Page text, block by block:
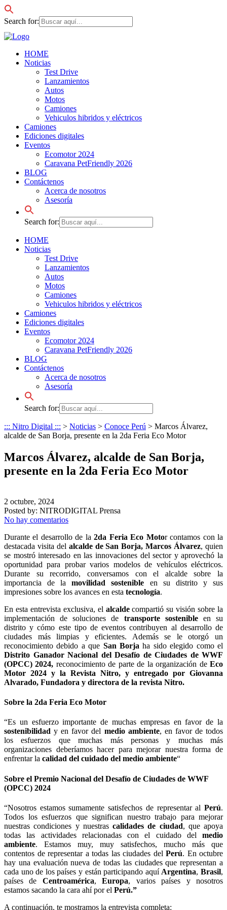
Search for:
HOME
Noticias
Test Drive
Lanzamientos
Autos
Motos
Camiones
Vehiculos hibridos y eléctricos
Camiones
Ediciones digitales
Eventos
Ecomotor 2024
Caravana PetFriendly 2026
BLOG
Contáctenos
Acerca de nosotros
Asesoría
Search for:
HOME
Noticias
Test Drive
Lanzamientos
Autos
Motos
Camiones
Vehiculos hibridos y eléctricos
Camiones
Ediciones digitales
Eventos
Ecomotor 2024
Caravana PetFriendly 2026
BLOG
Contáctenos
Acerca de nosotros
Asesoría
Search for:
::: Nitro Digital ::: > Noticias > Conoce Perú > Marcos Álvarez,
alcalde de San Borja, presente en la 2da Feria Eco Motor
Marcos Álvarez, alcalde de San Borja,
presente en la 2da Feria Eco Motor
2 octubre, 2024
Posted by: NITRODIGITAL Prensa
No hay comentarios
Durante el desarrollo de la2da Feria Eco Motor contamos con la
destacada visita del alcalde de San Borja, Marcos Álvarez, quien
se mostró interesado en las innovaciones del sector y aprovechó la
oportunidad para probar varios modelos de vehículos eléctricos.
Durante su recorrido, conversamos con el alcalde sobre la
importancia de lamovilidad sostenible en su distrito y sus
impresiones sobre los avances en esta tecnología.
En esta entrevista exclusiva, el alcaldecompartió su visión sobre la
implementación de soluciones de transporte sostenibleen su
distrito y cómo este tipo de eventos contribuyen al desarrollo de
ciudades más limpias y eficientes. Además se le otorgó un
reconocimiento debido a que San Borja ha sido elegido como el
Distrito Ganador Nacional del Desafío de Ciudades de WWF
(OPCC) 2024, reconocimiento de parte de la organización deEco
Motor 2024 y la Revista Nitro, y entregado por Giovanna
Alvarado, Fundadora y directora de la revista Nitro.
Sobre la 2da Feria Eco Motor
“Es un esfuerzo importante de muchas empresas en favor de la
sostenibilidad y en favor del medio ambiente, en favor de todos
los esfuerzos que muchas más personas y muchas más
organizaciones deberíamos hacer para mejorar nuestra forma de
enfrentar la calidad del cuidado del medio ambiente“
Sobre el Premio Nacional del Desafío de Ciudades de WWF
(OPCC) 2024
“Nosotros estamos sumamente satisfechos de representar al Perú.
Todos los esfuerzos que significan nuestro trabajo para mejorar
nuestras condiciones y nuestras calidades de ciudad, que apoya
todas las actividades relacionadas con el cuidado del medio
ambiente. Estamos muy, muy satisfechos, mucho más que
contentos de representar a todas las ciudades del Perú. En octubre
hay una evaluación nueva de todas las ciudades que representan a
cada uno de los países y están participando aquí Argentina,Brasil,
países de Centroamérica,Europa, varios países y nosotros
estamos sacando la cara ahí por el Perú.”
A continuación, te mostramos la entrevista completa: